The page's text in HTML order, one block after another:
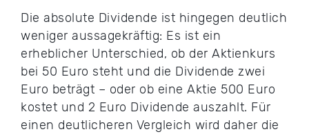
Die absolute Dividende ist hingegen deutlich
weniger aussagekräftig: Es ist ein
erheblicher Unterschied, ob der Aktienkurs
bei 50 Euro steht und die Dividende zwei
Euro beträgt – oder ob eine Aktie 500 Euro
kostet und 2 Euro Dividende auszahlt. Für
einen deutlicheren Vergleich wird daher die